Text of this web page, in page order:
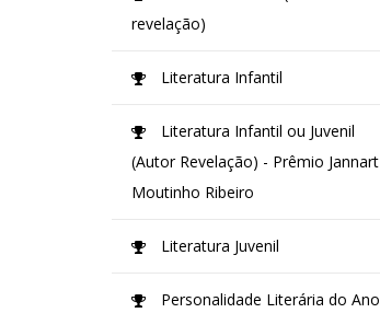
revelação)
Literatura Infantil
Literatura Infantil ou Juvenil
(Autor Revelação) - Prêmio Jannart
Moutinho Ribeiro
Literatura Juvenil
Personalidade Literária do Ano